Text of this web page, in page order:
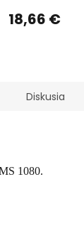
18,66 €
Diskusia
1080.